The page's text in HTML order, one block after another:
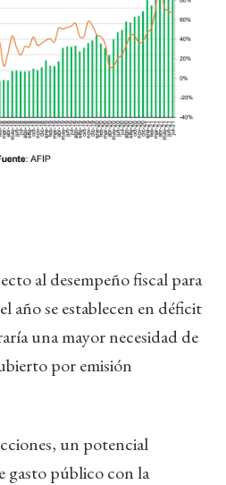
al desempeño fiscal para
año se establecen en déficit
una mayor necesidad de
por emisión
un potencial
gasto público con la